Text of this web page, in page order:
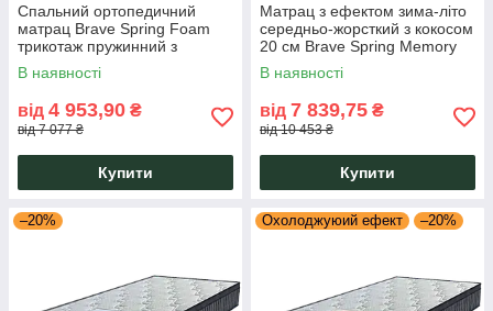
Спальний ортопедичний
матрац Brave Spring Foam
трикотаж пружинний з
єврокаркасом заввишки 19
см Eurosleep
В наявності
від 4 953,90 ₴
від 7 077 ₴
Купити
Матрац з ефектом зима-літо
середньо-жорсткий з кокосом
20 см Brave Spring Memory
Cocos трикотаж Eurosleep
В наявності
від 7 839,75 ₴
від 10 453 ₴
Купити
–20% Охолоджуюий ефект –20%